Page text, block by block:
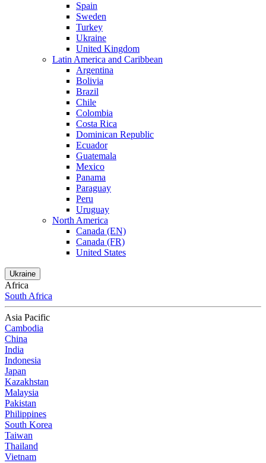
Spain
Sweden
Turkey
Ukraine
United Kingdom
Latin America and Caribbean
Argentina
Bolivia
Brazil
Chile
Colombia
Costa Rica
Dominican Republic
Ecuador
Guatemala
Mexico
Panama
Paraguay
Peru
Uruguay
North America
Canada (EN)
Canada (FR)
United States
Ukraine
Africa
South Africa
Asia Pacific
Cambodia
China
India
Indonesia
Japan
Kazakhstan
Malaysia
Pakistan
Philippines
South Korea
Taiwan
Thailand
Vietnam